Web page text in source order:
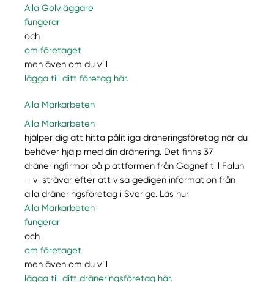
Alla Golvläggare
fungerar
och
om företaget
men även om du vill
lägga till ditt företag här.
Alla Markarbeten
Alla Markarbeten
hjälper dig att hitta pålitliga dräneringsföretag när du
behöver hjälp med din dränering. Det finns 37
dräneringfirmor på plattformen från Gagnef till Falun
– vi strävar efter att visa gedigen information från
alla dräneringsföretag i Sverige. Läs hur
Alla Markarbeten
fungerar
och
om företaget
men även om du vill
lägga till ditt dräneringsföretag här.